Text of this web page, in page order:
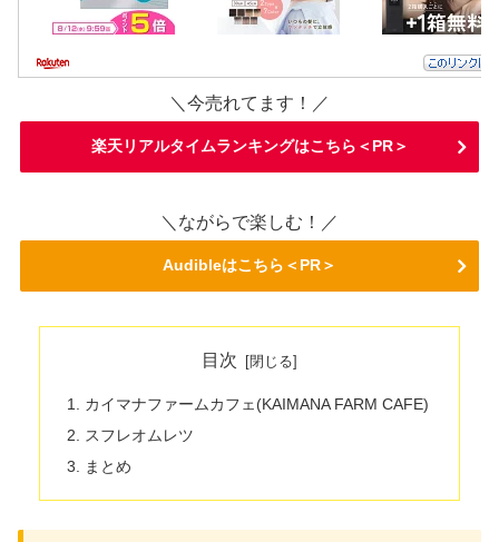
＼今売れてます！／
楽天リアルタイムランキングはこちら＜PR＞
＼ながらで楽しむ！／
Audibleはこちら＜PR＞
目次
カイマナファームカフェ(KAIMANA FARM CAFE)
スフレオムレツ
まとめ